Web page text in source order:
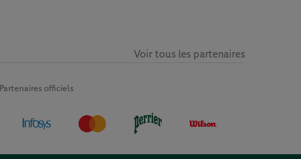
Partenaires officiels
Voir tous les partenaires